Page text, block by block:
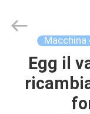
CASA
PRODOTTI
Molding
Equipment
Egg il